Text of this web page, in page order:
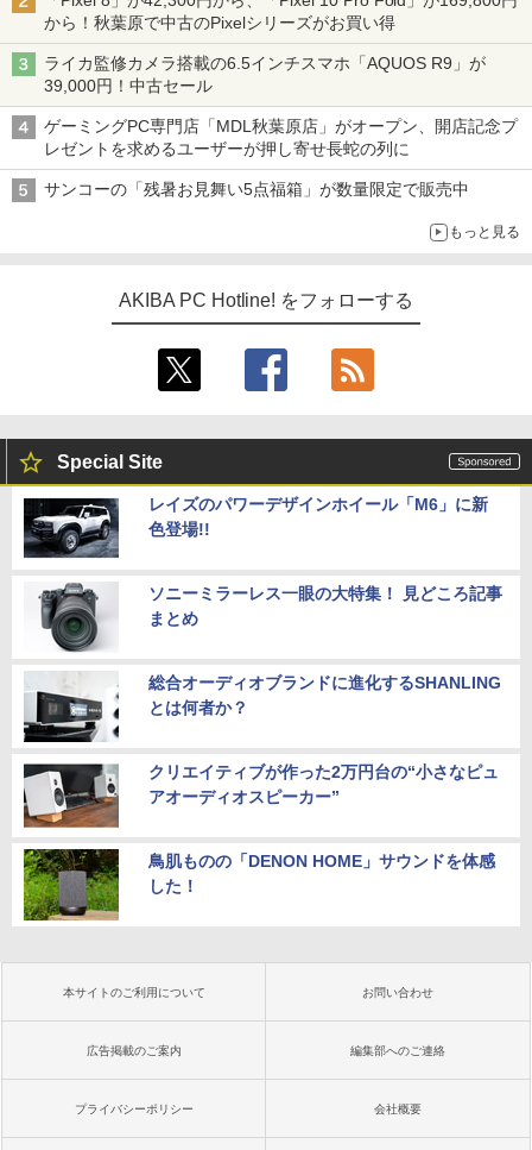
から！秋葉原で中古のPixelシリーズがお買い得
ライカ監修カメラ搭載の6.5インチスマホ「AQUOS R9」が
39,000円！中古セール
ゲーミングPC専門店「MDL秋葉原店」がオープン、開店記念プ
レゼントを求めるユーザーが押し寄せ長蛇の列に
サンコーの「残暑お見舞い5点福箱」が数量限定で販売中
もっと見る
AKIBA PC Hotline! をフォローする
Special Site
レイズのパワーデザインホイール「M6」に新
色登場!!
ソニーミラーレス一眼の大特集！ 見どころ記事
まとめ
総合オーディオブランドに進化するSHANLING
とは何者か？
クリエイティブが作った2万円台の“小さなピュ
アオーディオスピーカー”
鳥肌ものの「DENON HOME」サウンドを体感
した！
本サイトのご利用について お問い合わせ
広告掲載のご案内 編集部へのご連絡
プライバシーポリシー 会社概要